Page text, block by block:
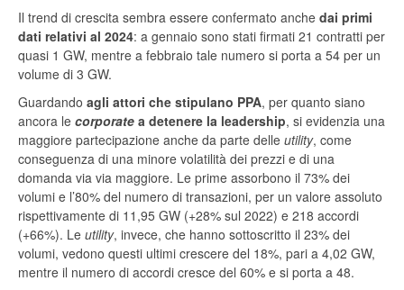
Il trend di crescita sembra essere confermato anche dai primi
dati relativi al 2024: a gennaio sono stati firmati 21 contratti per
quasi 1 GW, mentre a febbraio tale numero si porta a 54 per un
volume di 3 GW.
Guardando agli attori che stipulano PPA, per quanto siano
ancora le corporate a detenere la leadership, si evidenzia una
maggiore partecipazione anche da parte delle utility, come
conseguenza di una minore volatilità dei prezzi e di una
domanda via via maggiore. Le prime assorbono il 73% dei
volumi e l’80% del numero di transazioni, per un valore assoluto
rispettivamente di 11,95 GW (+28% sul 2022) e 218 accordi
(+66%). Le utility, invece, che hanno sottoscritto il 23% dei
volumi, vedono questi ultimi crescere del 18%, pari a 4,02 GW,
mentre il numero di accordi cresce del 60% e si porta a 48.